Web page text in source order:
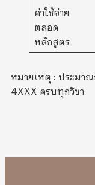
ค่าใช้จ่าย
ตลอด
หลักสูตร
หมายเหตุ : ประมาณ
4XXX ครบทุกวิชา